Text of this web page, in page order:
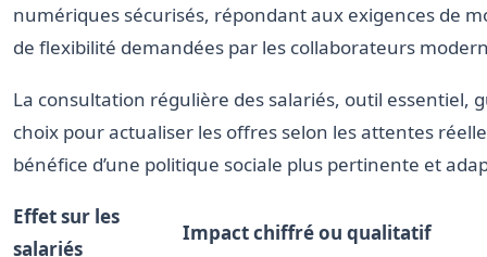
numériques sécurisés, répondant aux exigences de
de flexibilité demandées par les collaborateurs
La consultation régulière des salariés, outil essentiel,
choix pour actualiser les offres selon les attentes
bénéfice d’une politique sociale plus pertinente et
Effet sur les
salariés
Impact chiffré ou qualitatif